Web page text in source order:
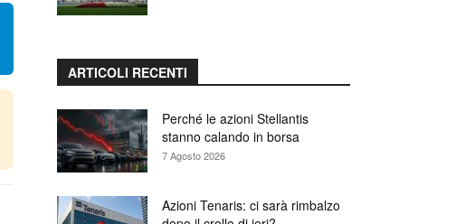
ARTICOLI RECENTI
Perché le azioni Stellantis
stanno calando in borsa
7 Agosto 2026
Azioni Tenaris: ci sarà rimbalzo